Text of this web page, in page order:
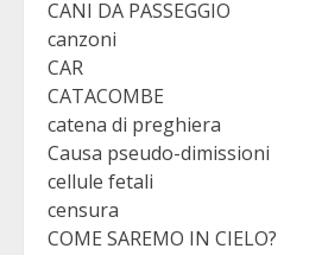
CANI DA PASSEGGIO
canzoni
CAR
CATACOMBE
catena di preghiera
Causa pseudo-dimissioni
cellule fetali
censura
COME SAREMO IN CIELO?